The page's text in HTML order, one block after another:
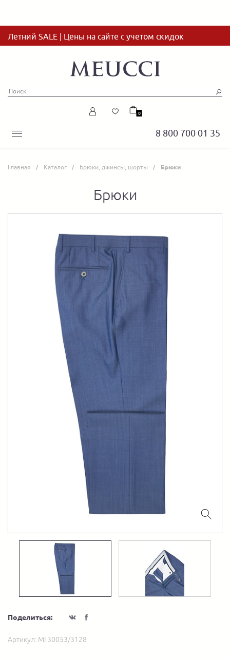
Летний SALE | Цены на сайте с учетом скидок
8 800 700 01 35
0
Главная Каталог Брюки, джинсы, шорты Брюки
Брюки
Поделиться:
Артикул: MI 30053/3128